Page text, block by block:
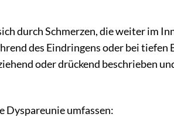
durch Schmerzen, die weiter im
des Eindringens oder bei tiefen
oder drückend beschrieben
Dyspareunie umfassen: